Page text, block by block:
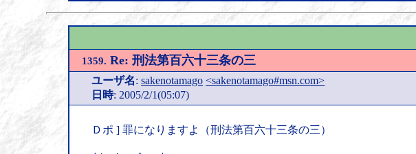
1359. Re: 刑法第百六十三条の三
ユーザ名:sakenotamago <sakenotamago#msn.com>
日時: 2005/2/1(05:07)
Ｄポ ] 罪になりますよ（刑法第百六十三条の三）